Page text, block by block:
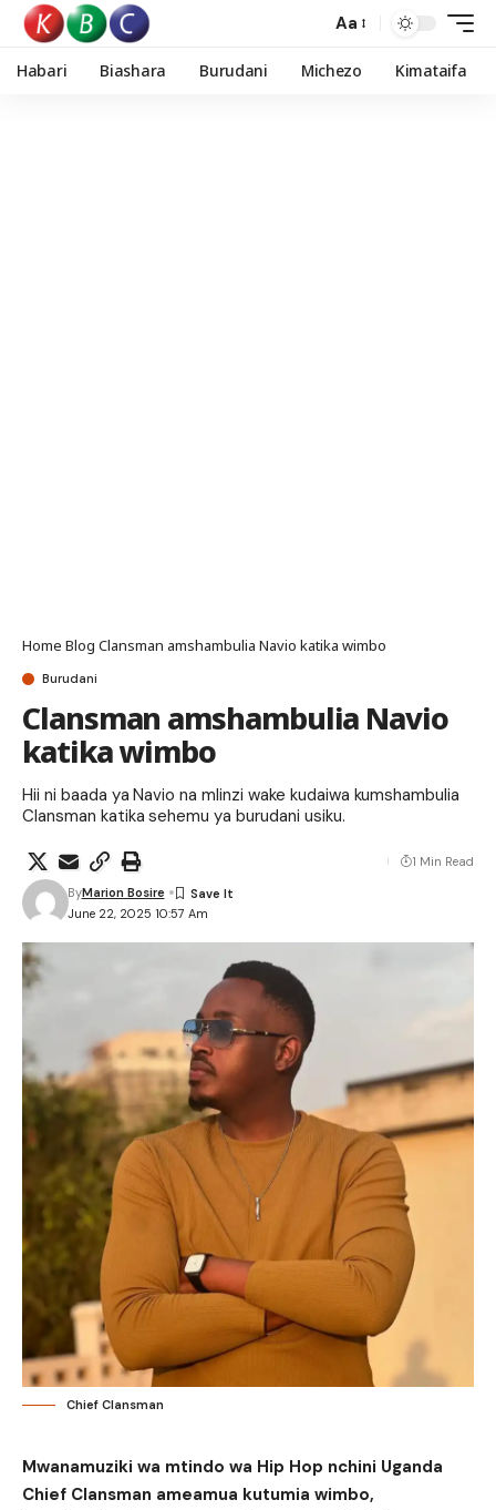
Aa
Habari Biashara Burudani Michezo Kimataifa
Home Blog Clansman amshambulia Navio katika wimbo
Burudani
Clansman amshambulia Navio
katika wimbo
Hii ni baada ya Navio na mlinzi wake kudaiwa kumshambulia
Clansman katika sehemu ya burudani usiku.
June 22, 2025 10:57 Am
ByMarion Bosire
1 Min Read
Chief Clansman
Mwanamuziki wa mtindo wa Hip Hop nchini Uganda
Chief Clansman ameamua kutumia wimbo,